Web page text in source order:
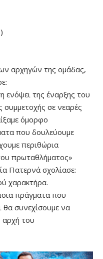
αρχηγών της ομάδας,
ενόψει της έναρξης του
σε νεαρές
όμορφο
που δουλεύουμε
περιθώρια
πρωταθλήματος»
Πατερνά σχολίασε:
χαρακτήρα.
πράγματα που
συνεχίσουμε να
αρχή του